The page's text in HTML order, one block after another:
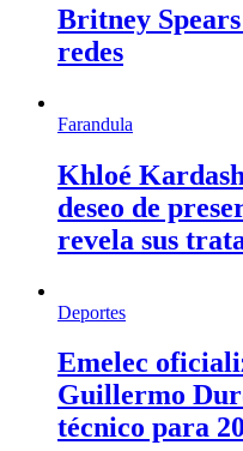
Britney
redes
Farandula
Khloé
deseo de
revela sus
Deportes
Emelec
Guillermo
técnico para